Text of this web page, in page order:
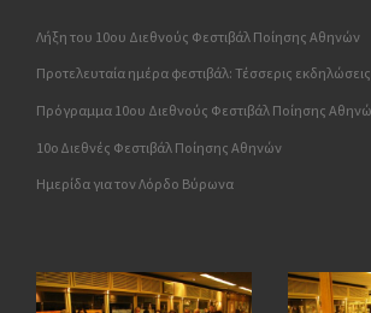
Λήξη του 10ου Διεθνούς Φεστιβάλ Ποίησης Αθηνών
Προτελευταία ημέρα φεστιβάλ: Τέσσερις
Πρόγραμμα 10ου Διεθνούς Φεστιβάλ Ποίησης
10o Διεθνές Φεστιβάλ Ποίησης Αθηνών
Ημερίδα για τον Λόρδο Βύρωνα